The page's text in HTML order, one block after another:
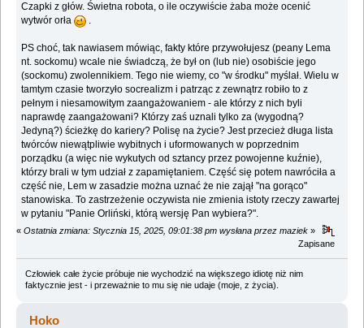
Czapki z głów. Świetna robota, o ile oczywiście żaba może ocenić
wytwór orła
.
PS choć, tak nawiasem mówiąc, fakty które przywołujesz (peany Lema
nt. sockomu) wcale nie świadczą, że był on (lub nie) osobiście jego
(sockomu) zwolennikiem. Tego nie wiemy, co "w środku" myślał. Wielu w
tamtym czasie tworzyło socrealizm i patrząc z zewnątrz robiło to z
pełnym i niesamowitym zaangażowaniem - ale którzy z nich byli
naprawdę zaangażowani? Którzy zaś uznali tylko za (wygodną?
Jedyną?) ścieżkę do kariery? Polisę na życie? Jest przecież długa lista
twórców niewątpliwie wybitnych i uformowanych w poprzednim
porządku (a więc nie wykutych od sztancy przez powojenne kuźnie),
którzy brali w tym udział z zapamiętaniem. Część się potem nawróciła a
część nie, Lem w zasadzie można uznać że nie zajął "na gorąco"
stanowiska. To zastrzeżenie oczywista nie zmienia istoty rzeczy zawartej
w pytaniu "Panie Orliński, którą wersję Pan wybiera?".
« Ostatnia zmiana: Stycznia 15, 2025, 09:01:38 pm wysłana przez maziek »
Zapisane
Człowiek całe życie próbuje nie wychodzić na większego idiotę niż nim
faktycznie jest - i przeważnie to mu się nie udaje (moje, z życia).
Hoko